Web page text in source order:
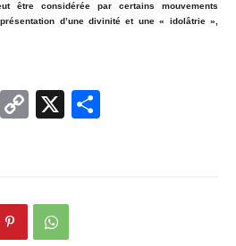
être considérée par certains mouvements
d’une divinité et une « idolâtrie »,
E
C
Li
X